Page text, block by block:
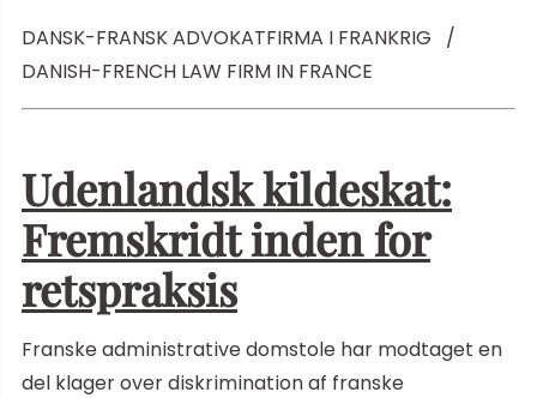
DANSK-FRANSK ADVOKATFIRMA I FRANKRIG /
DANISH-FRENCH LAW FIRM IN FRANCE
Udenlandsk kildeskat:
Fremskridt inden for
retspraksis
Franske administrative domstole har modtaget en
del klager over diskrimination af franske